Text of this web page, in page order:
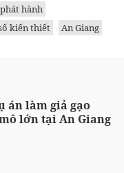
hành
kiến thiết
An Giang
án làm giả gạo
lớn tại An Giang